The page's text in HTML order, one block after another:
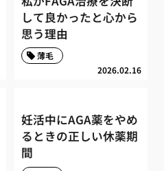
して良かったと心から
思う理由
2026.02.16
薄毛
妊活中にAGA薬をやめ
るときの正しい休薬期
間